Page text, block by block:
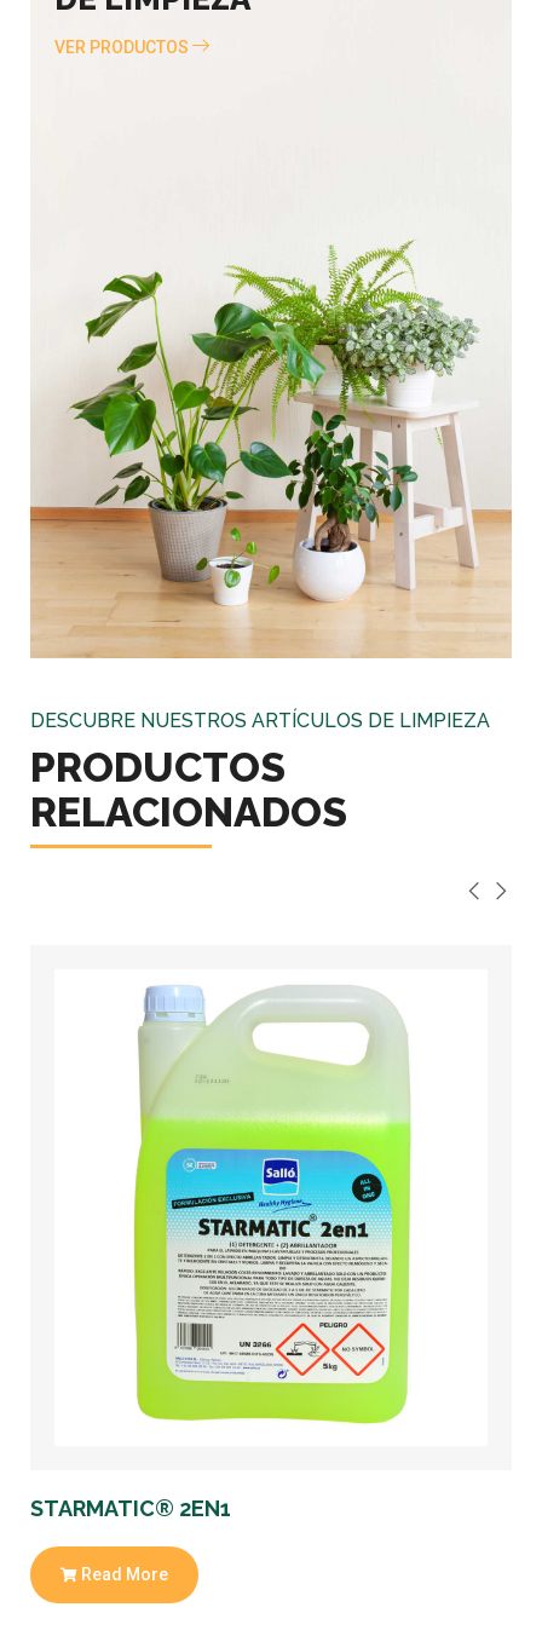
VER PRODUCTOS
DESCUBRE NUESTROS ARTÍCULOS DE LIMPIEZA
PRODUCTOS
RELACIONADOS
STARMATIC® 2EN1
Read More